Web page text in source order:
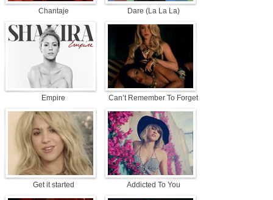
Chantaje Dare (La La La)
Empire Can’t Remember To Forget
Get it started Addicted To You